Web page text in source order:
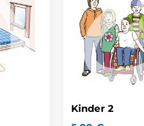
Kinder 2